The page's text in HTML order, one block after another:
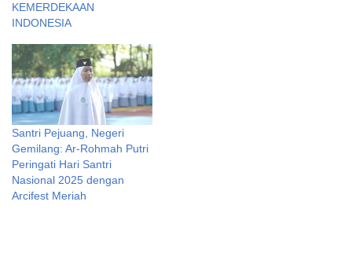
KEMERDEKAAN
INDONESIA
Santri Pejuang, Negeri
Gemilang: Ar-Rohmah Putri
Peringati Hari Santri
Nasional 2025 dengan
Arcifest Meriah